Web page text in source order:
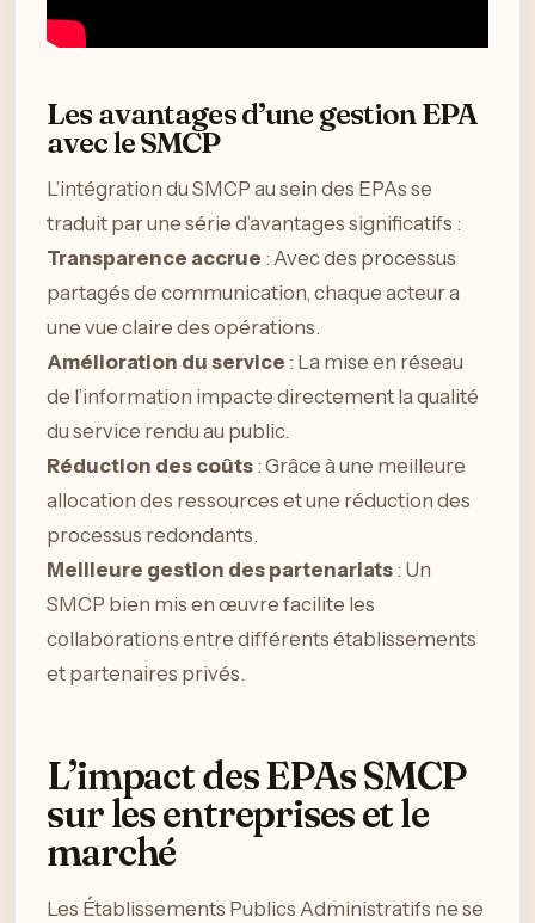
Les avantages d’une gestion EPA
avec le SMCP
L’intégration du SMCP au sein des EPAs se
traduit par une série d’avantages significatifs :
Transparence accrue : Avec des processus
partagés de communication, chaque acteur a
une vue claire des opérations.
Amélioration du service : La mise en réseau
de l’information impacte directement la qualité
du service rendu au public.
Réduction des coûts : Grâce à une meilleure
allocation des ressources et une réduction des
processus redondants.
Meilleure gestion des partenariats : Un
SMCP bien mis en œuvre facilite les
collaborations entre différents établissements
et partenaires privés.
L’impact des EPAs SMCP
sur les entreprises et le
marché
Les Établissements Publics Administratifs ne se